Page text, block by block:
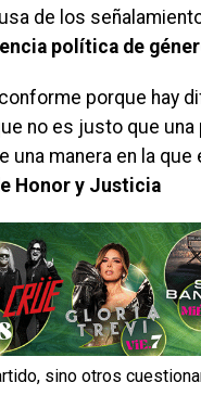
de los
política de
porque hay
no es justo que
una manera en la
Honor y Justicia
sino otros